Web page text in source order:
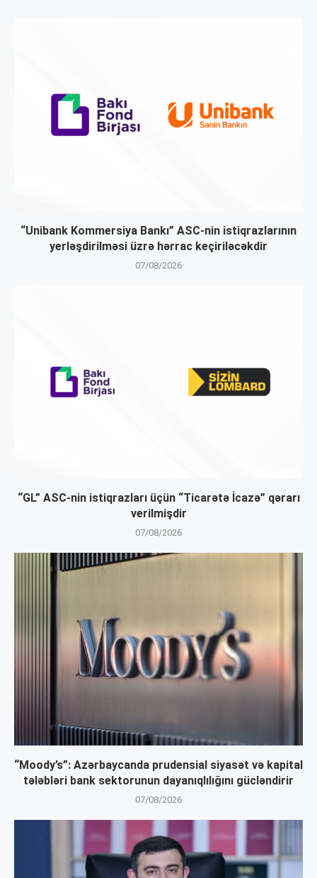
“Unibank Kommersiya Bankı” ASC-nin istiqrazlarının
yerləşdirilməsi üzrə hərrac keçiriləcəkdir
07/08/2026
“GL” ASC-nin istiqrazları üçün “Ticarətə İcazə” qərarı
verilmişdir
07/08/2026
“Moody’s”: Azərbaycanda prudensial siyasət və kapital
tələbləri bank sektorunun dayanıqlılığını gücləndirir
07/08/2026